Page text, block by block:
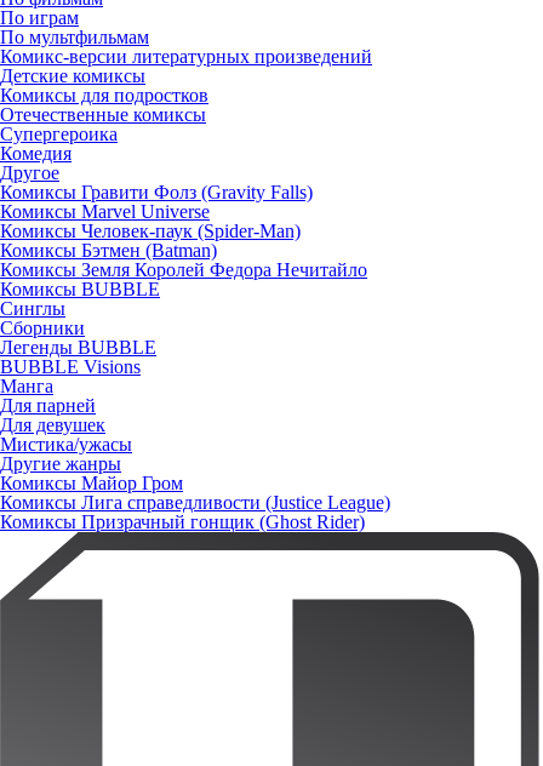
По играм
По мультфильмам
Комикс-версии литературных произведений
Детские комиксы
Комиксы для подростков
Отечественные комиксы
Супергероика
Комедия
Другое
Комиксы Гравити Фолз (Gravity Falls)
Комиксы Marvel Universe
Комиксы Человек-паук (Spider-Man)
Комиксы Бэтмен (Batman)
Комиксы Земля Королей Федора Нечитайло
Комиксы BUBBLE
Синглы
Сборники
Легенды BUBBLE
BUBBLE Visions
Манга
Для парней
Для девушек
Мистика/ужасы
Другие жанры
Комиксы Майор Гром
Комиксы Лига справедливости (Justice League)
Комиксы Призрачный гонщик (Ghost Rider)